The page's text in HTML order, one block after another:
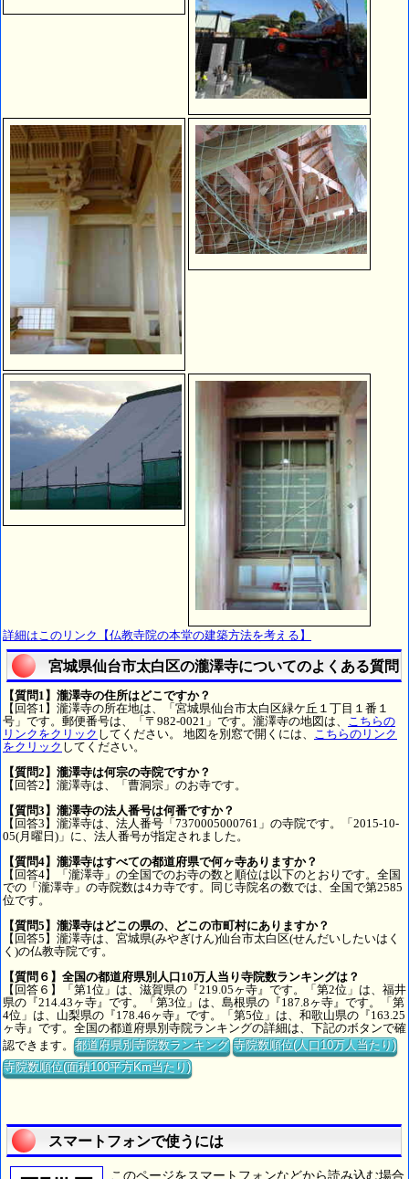
詳細はこのリンク【仏教寺院の本堂の建築方法を考える】
宮城県仙台市太白区の瀧澤寺についてのよくある質問
【質問1】瀧澤寺の住所はどこですか？
【回答1】瀧澤寺の所在地は、「宮城県仙台市太白区緑ケ丘１丁目１番１
号」です。郵便番号は、「〒982-0021」です。瀧澤寺の地図は、 こちらの
リンクをクリック してください。 地図を別窓で開くには、 こちらのリンク
をクリック してください。
【質問2】瀧澤寺は何宗の寺院ですか？
【回答2】瀧澤寺は、「曹洞宗」のお寺です。
【質問3】瀧澤寺の法人番号は何番ですか？
【回答3】瀧澤寺は、法人番号「7370005000761」の寺院です。「2015-10-
05(月曜日)」に、法人番号が指定されました。
【質問4】瀧澤寺はすべての都道府県で何ヶ寺ありますか？
【回答4】「瀧澤寺」の全国でのお寺の数と順位は以下のとおりです。全国
での「瀧澤寺」の寺院数は4カ寺です。同じ寺院名の数では、全国で第2585
位です。
【質問5】瀧澤寺はどこの県の、どこの市町村にありますか？
【回答5】瀧澤寺は、宮城県(みやぎけん)仙台市太白区(せんだいしたいはく
く)の仏教寺院です。
【質問６】全国の都道府県別人口10万人当り寺院数ランキングは？
【回答６】「第1位」は、滋賀県の『219.05ヶ寺』です。「第2位」は、福井
県の『214.43ヶ寺』です。「第3位」は、島根県の『187.8ヶ寺』です。「第
4位」は、山梨県の『178.46ヶ寺』です。「第5位」は、和歌山県の『163.25
ヶ寺』です。全国の都道府県別寺院ランキングの詳細は、下記のボタンで確
認できます。都道府県別寺院数ランキング 寺院数順位(人口10万人当たり)
寺院数順位(面積100平方Km当たり)
スマートフォンで使うには
このページをスマートフォンなどから読み込む場合